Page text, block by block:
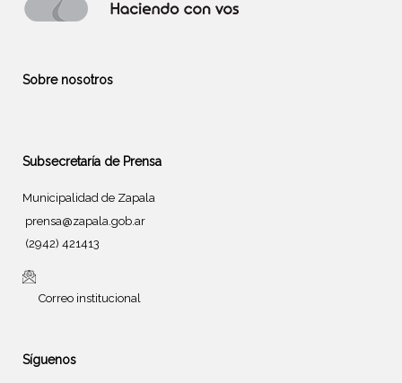
Sobre nosotros
Subsecretaría de Prensa
Municipalidad de Zapala
prensa@zapala.gob.ar
(2942) 421413
Correo institucional
Síguenos